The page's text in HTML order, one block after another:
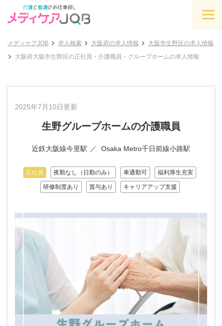
メディケアJOB 求人検索 大阪府の求人情報
大阪市生野区の求人情報
大阪府大阪市生野区の正社員・介護職員・グループホームの求人情報
2025年7月10日更新
生野グループホームの介護職員
近鉄大阪線今里駅 Osaka Metro千日前線小路駅
正社員 夜勤なし（日勤のみ） 車通勤可 福利厚生充実
研修制度あり 賞与あり キャリアアップ支援